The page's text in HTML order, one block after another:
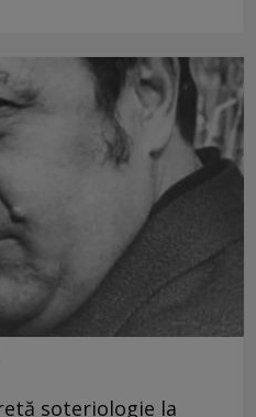
soteriologie la